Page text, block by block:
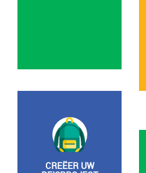
CREËER UW